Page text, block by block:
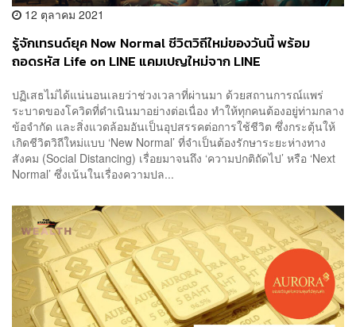
12 ตุลาคม 2021
รู้จักเทรนด์ยุค Now Normal ชีวิตวิถีใหม่ของวันนี้ พร้อม
ถอดรหัส Life on LINE แคมเปญใหม่จาก LINE
ปฏิเสธไม่ได้แน่นอนเลยว่าช่วงเวลาที่ผ่านมา ด้วยสถานการณ์แพร่
ระบาดของโควิดที่ดำเนินมาอย่างต่อเนื่อง ทำให้ทุกคนต้องอยู่ท่ามกลาง
ข้อจำกัด และสิ่งแวดล้อมอันเป็นอุปสรรคต่อการใช้ชีวิต ซึ่งกระตุ้นให้
เกิดชีวิตวิถีใหม่แบบ ‘New Normal’ ที่จำเป็นต้องรักษาระยะห่างทาง
สังคม (Social Distancing) เรื่อยมาจนถึง ‘ความปกติถัดไป’ หรือ ‘Next
Normal’ ซึ่งเน้นในเรื่องความปล...